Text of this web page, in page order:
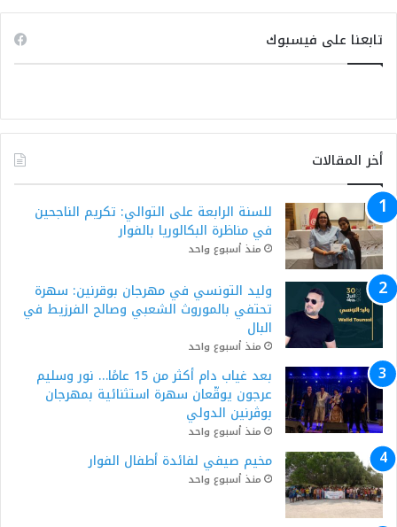
تابعنا على فيسبوك
أخر المقالات
للسنة الرابعة على التوالي: تكريم الناجحين
في مناظرة البكالوريا بالفوار
منذ أسبوع واحد
وليد التونسي في مهرجان بوقرنين: سهرة
تحتفي بالموروث الشعبي وصالح الفرزيط في
البال
منذ أسبوع واحد
بعد غياب دام أكثر من 15 عامًا… نور وسليم
عرجون يوقّعان سهرة استثنائية بمهرجان
بوڨرنين الدولي
منذ أسبوع واحد
مخيم صيفي لفائدة أطفال الفوار
منذ أسبوع واحد